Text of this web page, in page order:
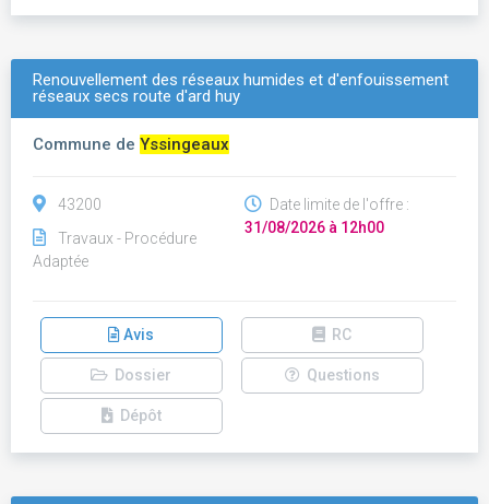
Renouvellement des réseaux humides et d'enfouissement
réseaux secs route d'ard huy
Commune de Yssingeaux
43200
Travaux - Procédure
Adaptée
Date limite de l'offre :
31/08/2026 à 12h00
Avis RC
Dossier Questions
Dépôt